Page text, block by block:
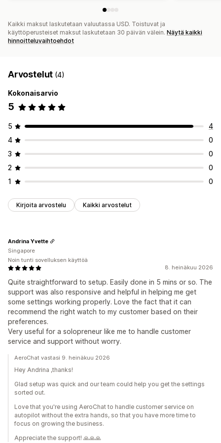
Kaikki maksut laskutetaan valuutassa USD. Toistuvat ja
käyttöperusteiset maksut laskutetaan 30 päivän välein. Näytä kaikki
hinnoitteluvaihtoehdot
Arvostelut (4)
Kokonaisarvio
5
5
4
4
0
3
0
2
0
1
0
Kirjoita arvostelu Kaikki arvostelut
8. heinäkuu 2026
Quite straightforward to setup. Easily done in 5 mins or so. The
support was also responsive and helpful in helping me get
some settings working properly. Love the fact that it can
recommend the right watch to my customer based on their
preferences.
Very useful for a solopreneur like me to handle customer
service and support without worry.
Andrina Yvette
Singapore
Noin tunti sovelluksen käyttöä
AeroChat vastasi 9. heinäkuu 2026
Hey Andrina ,thanks!
Glad setup was quick and our team could help you get the settings
sorted out.
Love that you're using AeroChat to handle customer service on
autopilot without the extra hands, so that you have more time to
focus on growing the business.
Appreciate the support! 🙏🙏🙏